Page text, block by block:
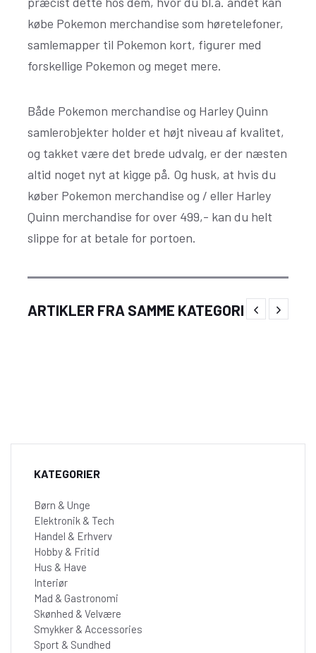
købe Pokemon merchandise som høretelefoner,
samlemapper til Pokemon kort, figurer med
forskellige Pokemon og meget mere.
Både Pokemon merchandise og Harley Quinn
samlerobjekter holder et højt niveau af kvalitet,
og takket være det brede udvalg, er der næsten
altid noget nyt at kigge på. Og husk, at hvis du
køber Pokemon merchandise og / eller Harley
Quinn merchandise for over 499,- kan du helt
slippe for at betale for portoen.
ARTIKLER FRA SAMME KATEGORI
Vil du din kat det bedste? Køb din kattemad
hos CatShop!
KATEGORIER
Børn & Unge
Elektronik & Tech
Handel & Erhverv
Hobby & Fritid
Hus & Have
Interiør
Mad & Gastronomi
Skønhed & Velvære
Smykker & Accessories
Sport & Sundhed